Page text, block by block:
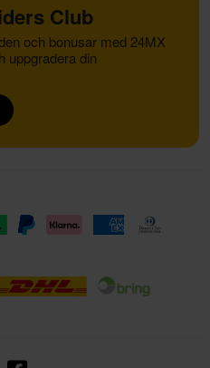
Club
och bonusar med 24MX
uppgradera din